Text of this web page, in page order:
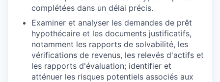
complétées dans un délai précis.
Examiner et analyser les demandes de prêt
hypothécaire et les documents justificatifs,
notamment les rapports de solvabilité, les
vérifications de revenus, les relevés d'actifs et
les rapports d'évaluation; identifier et
atténuer les risques potentiels associés aux